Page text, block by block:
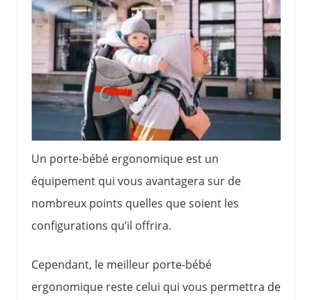
Un porte-bébé ergonomique est un
équipement qui vous avantagera sur de
nombreux points quelles que soient les
configurations qu’il offrira.
Cependant, le meilleur porte-bébé
ergonomique reste celui qui vous permettra de